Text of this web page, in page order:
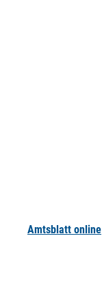
Amtsblatt online